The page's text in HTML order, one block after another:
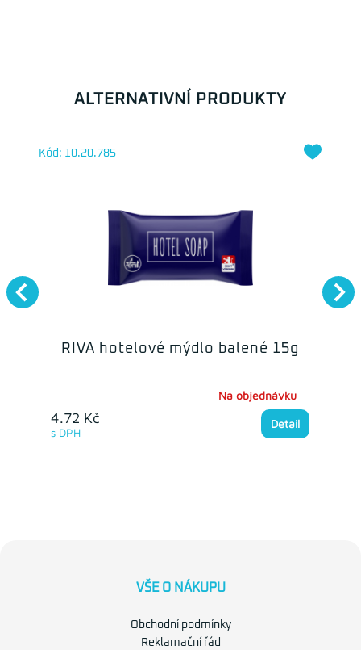
ALTERNATIVNÍ PRODUKTY
RIVA hotelové mýdlo balené 15g
Kód: 10.20.785
4.72 Kč
s DPH
Na objednávku
Detail
VŠE O NÁKUPU
Obchodní podmínky
Reklamační řád